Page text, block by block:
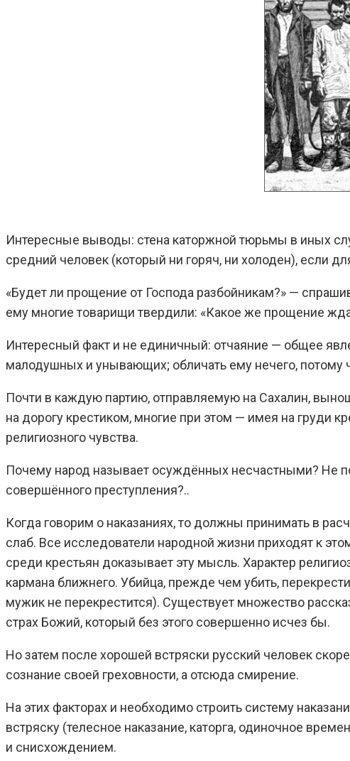
Интересные выводы: стена каторжной тюрьмы в иных
средний человек (который ни горяч, ни холоден), если
«Будет ли прощение от Господа разбойникам?» —
ему многие товарищи твердили: «Какое же прощение
Интересный факт и не единичный: отчаяние — общее
малодушных и унывающих; обличать ему нечего, потому
Почти в каждую партию, отправляемую на Сахалин,
на дорогу крестиком, многие при этом — имея на груди
религиозного чувства.
Почему народ называет осуждённых несчастными? Не
совершённого преступления?..
Когда говорим о наказаниях, то должны принимать в
слаб. Все исследователи народной жизни приходят к
среди крестьян доказывает эту мысль. Характер
кармана ближнего. Убийца, прежде чем убить,
мужик не перекрестится). Существует множество
страх Божий, который без этого совершенно исчез бы.
Но затем после хорошей встряски русский человек
сознание своей греховности, а отсюда смирение.
На этих факторах и необходимо строить систему
встряску (телесное наказание, каторга, одиночное
и снисхождением.